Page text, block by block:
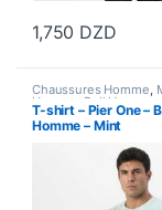
1,750 DZD
Ce produit a
Chaussures Homme,
Homme Pull Homme
T-shirt – Pier One –
Homme – Mint